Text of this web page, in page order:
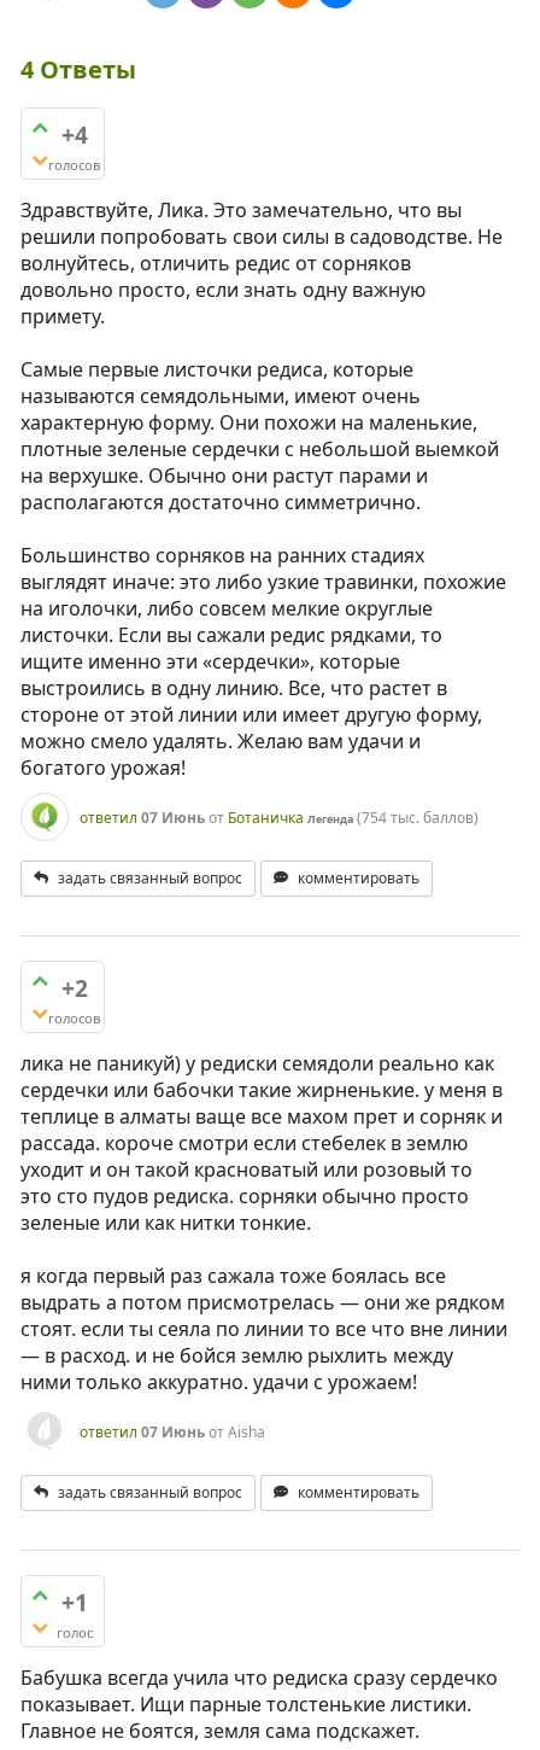
4Ответы
+4
голосов
Здравствуйте, Лика. Это замечательно, что вы
решили попробовать свои силы в садоводстве. Не
волнуйтесь, отличить редис от сорняков
довольно просто, если знать одну важную
примету.
Самые первые листочки редиса, которые
называются семядольными, имеют очень
характерную форму. Они похожи на маленькие,
плотные зеленые сердечки с небольшой выемкой
на верхушке. Обычно они растут парами и
располагаются достаточно симметрично.
Большинство сорняков на ранних стадиях
выглядят иначе: это либо узкие травинки, похожие
на иголочки, либо совсем мелкие округлые
листочки. Если вы сажали редис рядками, то
ищите именно эти «сердечки», которые
выстроились в одну линию. Все, что растет в
стороне от этой линии или имеет другую форму,
можно смело удалять. Желаю вам удачи и
богатого урожая!
ответил 07 Июньот Ботаничка Легенда (754 тыс.баллов)
задать связанный вопрос комментировать
+2
голосов
лика не паникуй) у редиски семядоли реально как
сердечки или бабочки такие жирненькие. у меня в
теплице в алматы ваще все махом прет и сорняк и
рассада. короче смотри если стебелек в землю
уходит и он такой красноватый или розовый то
это сто пудов редиска. сорняки обычно просто
зеленые или как нитки тонкие.
я когда первый раз сажала тоже боялась все
выдрать а потом присмотрелась — они же рядком
стоят. если ты сеяла по линии то все что вне линии
— в расход. и не бойся землю рыхлить между
ними только аккуратно. удачи с урожаем!
ответил 07 ИюньотAisha
задать связанный вопрос комментировать
+1
голос
Бабушка всегда учила что редиска сразу сердечко
показывает. Ищи парные толстенькие листики.
Главное не боятся, земля сама подскажет.